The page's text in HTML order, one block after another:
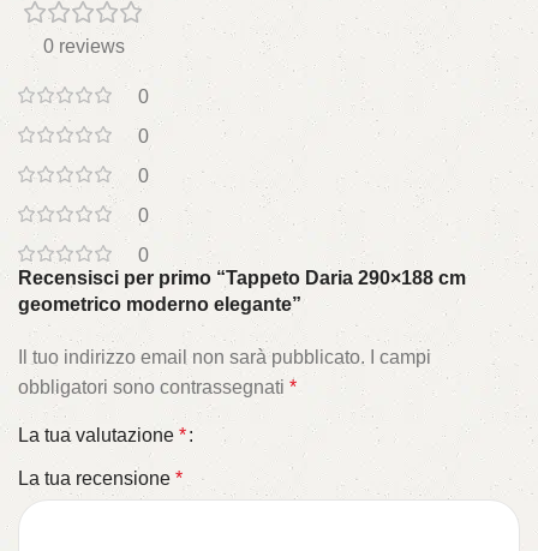
0 reviews
0
0
0
0
0
Recensisci per primo “Tappeto Daria 290×188 cm
geometrico moderno elegante”
Il tuo indirizzo email non sarà pubblicato.
I campi
obbligatori sono contrassegnati *
La tua valutazione *
La tua recensione *